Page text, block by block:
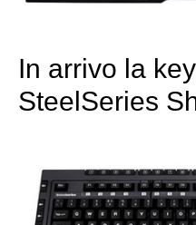
In arrivo la
SteelSeries